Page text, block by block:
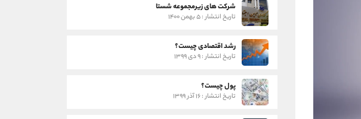
شرکت های زیرمجموعه شستا
تاریخ انتشار : ۵ بهمن ۱۴۰۰
رشد اقتصادی چیست؟
تاریخ انتشار : ۹ دی ۱۳۹۹
پول چیست؟
تاریخ انتشار : ۱۶ آذر ۱۳۹۹